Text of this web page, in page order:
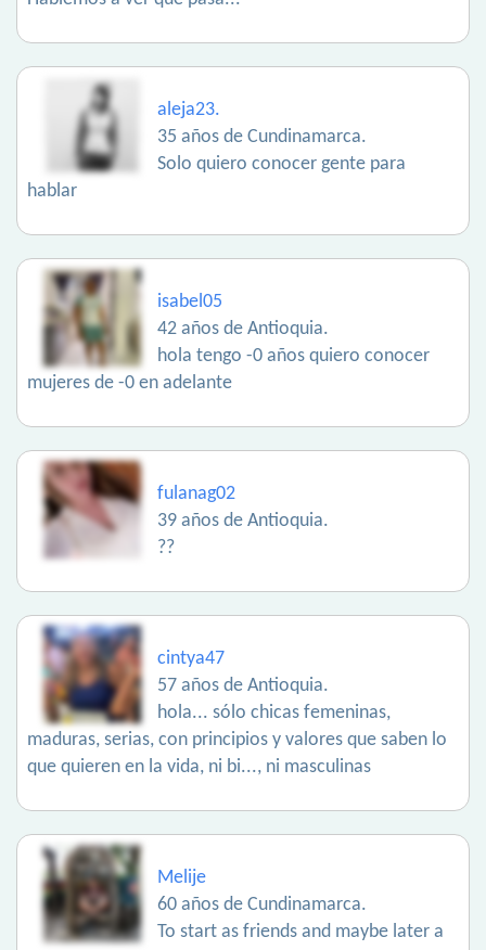
aleja23.
35 años de Cundinamarca.
Solo quiero conocer gente para
hablar
isabel05
42 años de Antioquia.
hola tengo -0 años quiero conocer
mujeres de -0 en adelante
fulanag02
39 años de Antioquia.
??
cintya47
57 años de Antioquia.
hola... sólo chicas femeninas,
maduras, serias, con principios y valores que saben lo
que quieren en la vida, ni bi..., ni masculinas
Melije
60 años de Cundinamarca.
To start as friends and maybe later a